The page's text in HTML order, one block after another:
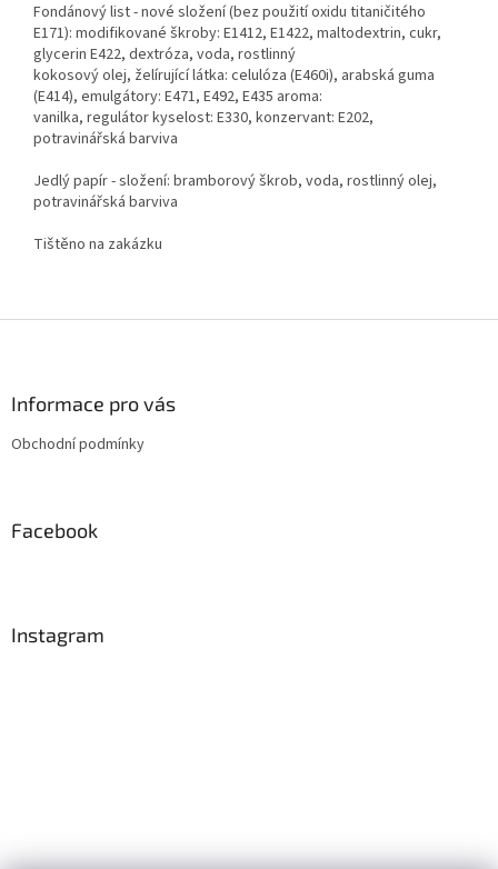
Fondánový list - nové složení (bez použití oxidu titaničitého
E171): modifikované škroby: E1412, E1422, maltodextrin, cukr,
glycerin E422, dextróza, voda, rostlinný
kokosový olej, želírující látka: celulóza (E460i), arabská guma
(E414), emulgátory: E471, E492, E435 aroma:
vanilka, regulátor kyselost: E330, konzervant: E202,
potravinářská barviva
Jedlý papír - složení: bramborový škrob, voda, rostlinný olej,
potravinářská barviva
Tištěno na zakázku
Informace pro vás
Obchodní podmínky
Facebook
Instagram